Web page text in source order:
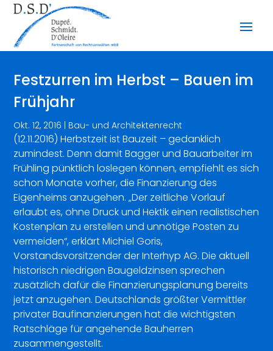
Festzurren im Herbst – Bauen im
Frühjahr
Okt. 12, 2016 | Bau- und Architektenrecht
(12.11.2016) Herbstzeit ist Bauzeit – gedanklich
zumindest. Denn damit Bagger und Bauarbeiter im
Frühling pünktlich loslegen können, empfiehlt es sich
schon Monate vorher, die Finanzierung des
Eigenheims anzugehen. „Der zeitliche Vorlauf
erlaubt es, ohne Druck und Hektik einen realistischen
Kostenplan zu erstellen und unnötige Posten zu
vermeiden“, erklärt Michiel Goris,
Vorstandsvorsitzender der Interhyp AG. Die aktuell
historisch niedrigen Baugeldzinsen sprechen
zusätzlich dafür die Finanzierungsplanung bereits
jetzt anzugehen. Deutschlands größter Vermittler
privater Baufinanzierungen hat die wichtigsten
Ratschläge für angehende Bauherren
zusammengestellt.